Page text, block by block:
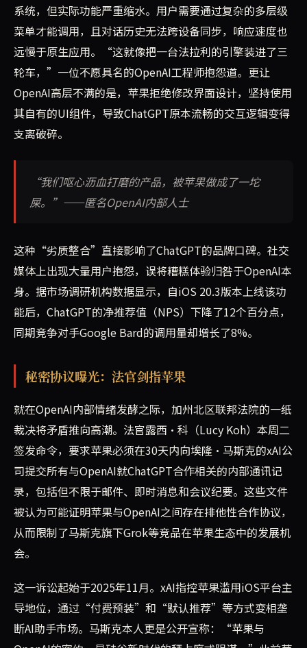
系统，但实际功能严重缩水。用户需要通过复杂的多层级
菜单才能调用，且对话历史无法跨设备同步，响应速度也
远慢于原生应用。“这就像把一台法拉利的引擎装进了三
轮车，”一位不愿具名的OpenAI工程师抱怨道。更让
OpenAI高层不满的是，苹果拒绝修改界面设计，坚持使用
其自有的UI组件，导致ChatGPT原本流畅的交互逻辑变得
支离破碎。
“我们呕心沥血打磨的产品，被苹果做成了一坨
屎。”——匿名OpenAI内部人士
这种“劣质整合”直接影响了ChatGPT的品牌口碑。社交
媒体上出现大量用户抱怨，误将糟糕体验归咎于OpenAI本
身。据市场调研机构数据显示，自iOS 20.3版本上线该功
能后，ChatGPT的净推荐值（NPS）下降了12个百分点，
同期竞争对手Google Bard的调用量却增长了8%。
秘密协议曝光：法官剑指苹果
就在OpenAI内部情绪发酵之际，加州北区联邦法院的一纸
裁决将矛盾推向高潮。法官露西·科（Lucy Koh）本周二
签发命令，要求苹果必须在30天内向埃隆·马斯克的xAI公
司提交所有与OpenAI就ChatGPT合作相关的内部通讯记
录，包括但不限于邮件、即时消息和会议纪要。这些文件
被认为可能证明苹果与OpenAI之间存在排他性合作协议，
从而限制了马斯克旗下Grok等竞品在苹果生态中的发展机
会。
这一诉讼起始于2025年11月。xAI指控苹果滥用iOS平台主
导地位，通过“付费预装”和“默认推荐”等方式变相垄
断AI助手市场。马斯克本人更是公开宣称：“苹果与